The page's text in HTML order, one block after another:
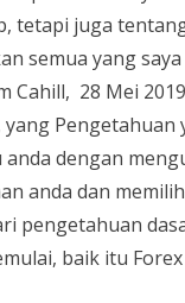
tetapi juga
semua yang
Cahill, 28 Mei
dengan
anda dan
pengetahuan
baik itu